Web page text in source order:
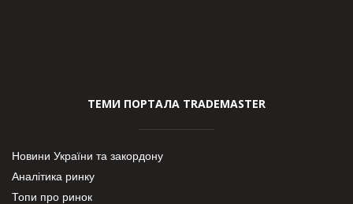
ТЕМИ ПОРТАЛА TRADEMASTER
Новини України та закордону
Аналітика ринку
Топи про ринок